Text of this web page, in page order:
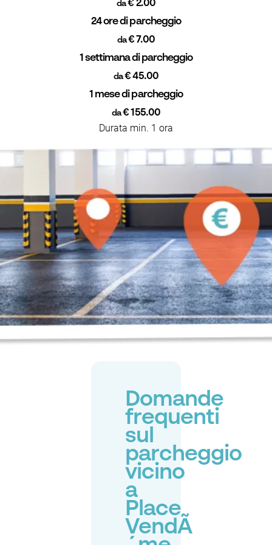
da€ 2.00
24 ore di parcheggio
da€ 7.00
1 settimana di parcheggio
da€ 45.00
1 mese di parcheggio
da€ 155.00
Durata min. 1 ora
Domande
frequenti
sul
parcheggio
vicino
a
Place
VendÃ